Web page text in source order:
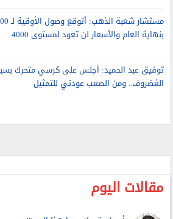
توفيق عبد الحميد: أجلس على كرسي متحرك بسبب
مقالات اليوم
أسطورة صلاح.. ما هذا الحب؟!
عماد الدين حسين